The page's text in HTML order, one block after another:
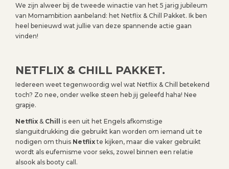
We zijn alweer bij de tweede winactie van het 5 jarig jubileum
van Momambition aanbeland: het Netflix & Chill Pakket. Ik ben
heel benieuwd wat jullie van deze spannende actie gaan
vinden!
NETFLIX & CHILL PAKKET.
Iedereen weet tegenwoordig wel wat Netflix & Chill betekend
toch? Zo nee, onder welke steen heb jij geleefd haha! Nee
grapje.
Netflix & Chill
is een uit het Engels afkomstige
slanguitdrukking die gebruikt kan worden om iemand uit te
nodigen om thuis Netflixte kijken, maar die vaker gebruikt
wordt als eufemisme voor seks, zowel binnen een relatie
alsook als booty call.